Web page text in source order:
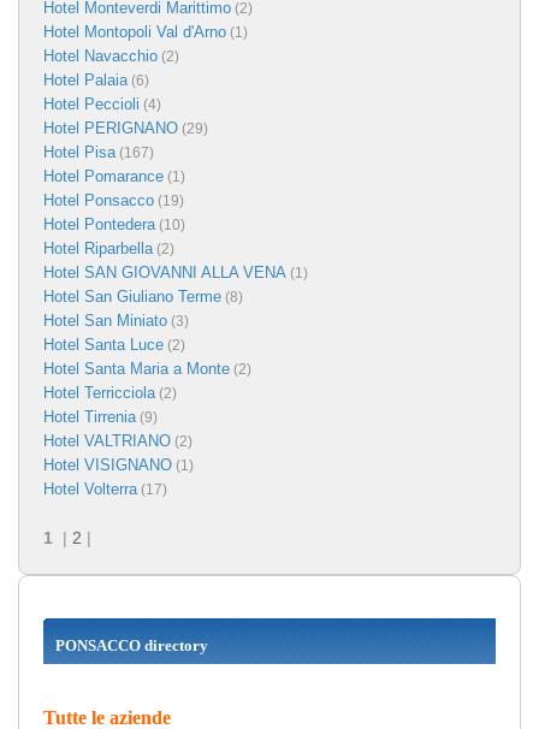
Hotel Monteverdi Marittimo (2)
Hotel Montopoli Val d'Arno (1)
Hotel Navacchio (2)
Hotel Palaia(6)
Hotel Peccioli (4)
Hotel PERIGNANO (29)
Hotel Pisa(167)
Hotel Pomarance (1)
Hotel Ponsacco (19)
Hotel Pontedera(10)
Hotel Riparbella(2)
Hotel SAN GIOVANNI ALLA VENA (1)
Hotel San Giuliano Terme (8)
Hotel San Miniato (3)
Hotel Santa Luce (2)
Hotel Santa Maria a Monte (2)
Hotel Terricciola(2)
Hotel Tirrenia(9)
Hotel VALTRIANO (2)
Hotel VISIGNANO (1)
Hotel Volterra(17)
1 | 2 |
PONSACCO directory
Tutte le aziende